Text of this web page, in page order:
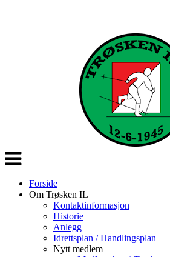
Veksle
navigasjon
Forside
Om Trøsken IL
Kontaktinformasjon
Historie
Anlegg
Idrettsplan / Handlingsplan
Nytt medlem